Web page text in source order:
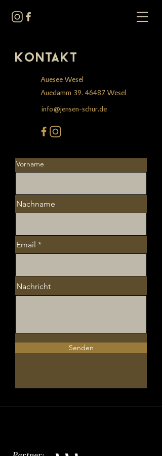
Kontakt
Auesee Wesel
​Auedamm 39. 46487 Wesel
info@jensen-schur.de
Vorname
Nachname
Email
Nachricht
Senden